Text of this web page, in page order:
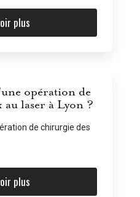
plus
opération de
au laser à Lyon ?
de chirurgie des
plus